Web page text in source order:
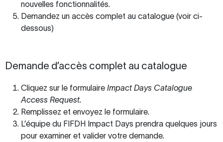
nouvelles fonctionnalités.
Demandez un accès complet au catalogue (voir ci-
dessous)
Demande d’accès complet au catalogue
Cliquez sur le formulaire Impact Days Catalogue
Access Request.
Remplissez et envoyez le formulaire.
L’équipe du FIFDH Impact Days prendra quelques jours
pour examiner et valider votre demande.